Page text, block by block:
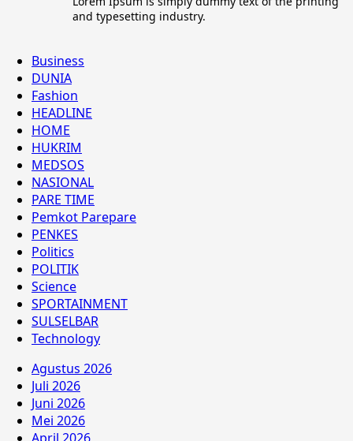
and typesetting industry.
Business
DUNIA
Fashion
HEADLINE
HOME
HUKRIM
MEDSOS
NASIONAL
PARE TIME
Pemkot Parepare
PENKES
Politics
POLITIK
Science
SPORTAINMENT
SULSELBAR
Technology
Agustus 2026
Juli 2026
Juni 2026
Mei 2026